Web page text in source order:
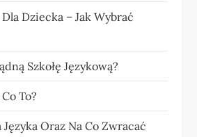
Dla Dziecka – Jak Wybrać
Szkołę Językową?
To?
Języka Oraz Na Co Zwracać